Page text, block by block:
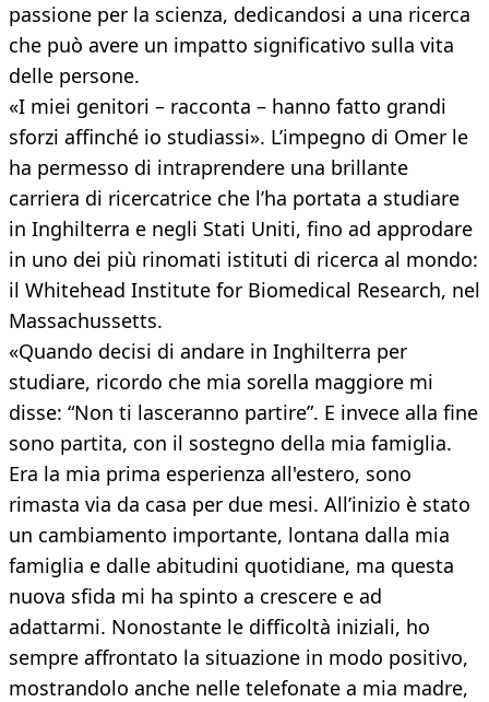
passione per la scienza, dedicandosi a una ricerca
che può avere un impatto significativo sulla vita
delle persone.
«I miei genitori – racconta – hanno fatto grandi
sforzi affinché io studiassi». L’impegno di Omer le
ha permesso di intraprendere una brillante
carriera di ricercatrice che l’ha portata a studiare
in Inghilterra e negli Stati Uniti, fino ad approdare
in uno dei più rinomati istituti di ricerca al mondo:
il Whitehead Institute for Biomedical Research, nel
Massachussetts.
«Quando decisi di andare in Inghilterra per
studiare, ricordo che mia sorella maggiore mi
disse: “Non ti lasceranno partire”. E invece alla fine
sono partita, con il sostegno della mia famiglia.
Era la mia prima esperienza all'estero, sono
rimasta via da casa per due mesi. All’inizio è stato
un cambiamento importante, lontana dalla mia
famiglia e dalle abitudini quotidiane, ma questa
nuova sfida mi ha spinto a crescere e ad
adattarmi. Nonostante le difficoltà iniziali, ho
sempre affrontato la situazione in modo positivo,
mostrandolo anche nelle telefonate a mia madre,